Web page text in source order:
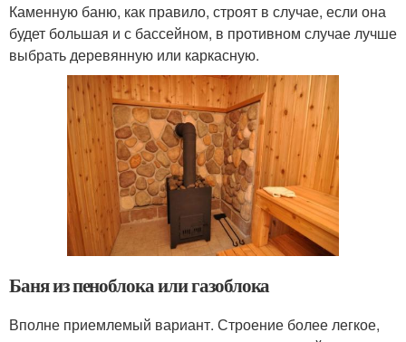
Каменную баню, как правило, строят в случае, если она
будет большая и с бассейном, в противном случае лучше
выбрать деревянную или каркасную.
Баня из пеноблока или газоблока
Вполне приемлемый вариант. Строение более легкое,